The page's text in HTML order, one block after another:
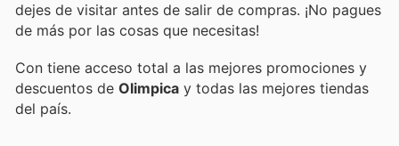
dejes de visitar antes de salir de compras. ¡No pagues
de más por las cosas que necesitas!
Con tiene acceso total a las mejores promociones y
descuentos de Olimpica y todas las mejores tiendas
del país.